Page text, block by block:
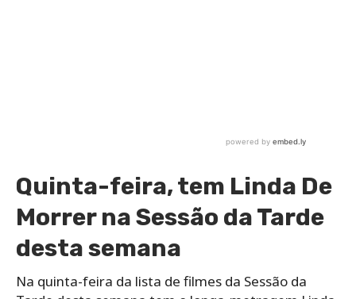
Quinta-feira, tem Linda De
Morrer na Sessão da Tarde
desta semana
Na quinta-feira da lista de filmes da Sessão da